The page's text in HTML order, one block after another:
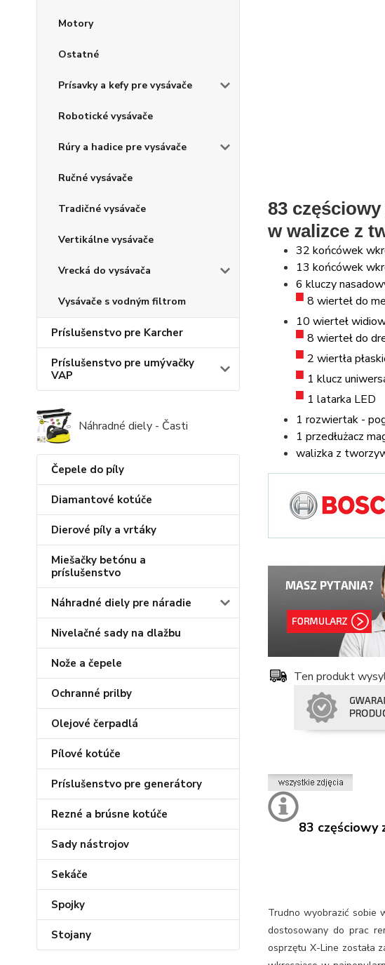
Motory
Ostatné
Prísavky a kefy pre vysávače
Robotické vysávače
Rúry a hadice pre vysávače
Ručné vysávače
Tradičné vysávače
Vertikálne vysávače
Vrecká do vysávača
Vysávače s vodným filtrom
Príslušenstvo pre Karcher
Príslušenstvo pre umývačky
VAP
Náhradné diely - Časti
Čepele do píly
Diamantové kotúče
Dierové píly a vrtáky
Miešačky betónu a
príslušenstvo
Náhradné diely pre náradie
Nivelačné sady na dlažbu
Nože a čepele
Ochranné prilby
Olejové čerpadlá
Pílové kotúče
Príslušenstvo pre generátory
Rezné a brúsne kotúče
Sady nástrojov
Sekáče
Spojky
Stojany
83
w walizce z
32 końcówek
13 końcówek
6 kluczy
8 wierteł do
10 wierteł
8 wierteł do
2 wiertła
1 klucz
1 latarka LED
1 rozwiertak -
1 przedłużacz
walizka z
Ten produkt
83 częściowy
Trudno wyobrazić sobie
dostosowany do prac
osprzętu X-Line została